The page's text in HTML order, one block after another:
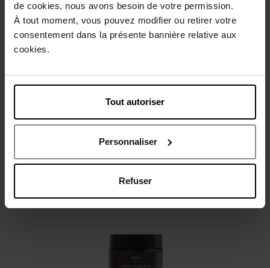
de cookies, nous avons besoin de votre permission.
À tout moment, vous pouvez modifier ou retirer votre
consentement dans la présente bannière relative aux
cookies.
Tout autoriser
Personnaliser
Refuser
Description
Caractéristiques